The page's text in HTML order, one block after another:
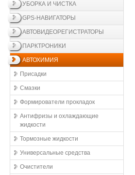
УБОРКА И ЧИСТКА
GPS-НАВИГАТОРЫ
АВТОВИДЕОРЕГИСТРАТОРЫ
ПАРКТРОНИКИ
АВТОХИМИЯ
Присадки
Смазки
Формирователи прокладок
Антифризы и охлаждающие
жидкости
Тормозные жидкости
Универсальные средства
Очистители